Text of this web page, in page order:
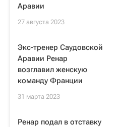
Аравии
27 августа 2023
Экс-тренер Саудовской
Аравии Ренар
возглавил женскую
команду Франции
31 марта 2023
Ренар подал в отставку